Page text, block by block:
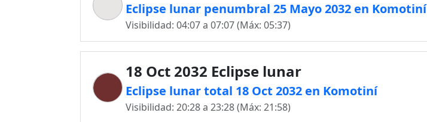
Eclipse lunar penumbral 25 Mayo 2032 en Komotiní
Visibilidad: 04:07 a 07:07 (Máx: 05:37)
18 Oct 2032 Eclipse lunar
Eclipse lunar total 18 Oct 2032 en Komotiní
Visibilidad: 20:28 a 23:28 (Máx: 21:58)